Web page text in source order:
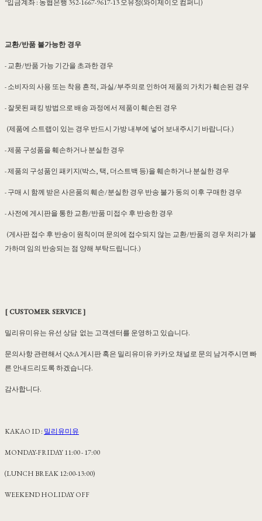
*입금계좌 : 농협은행 352-1667-9617-13 오유정(와이제이오 컴퍼니)
교환/반품 불가능한 경우
- 교환/반품 가능 기간을 초과한 경우
- 소비자의 사용 또는 착용 흔적, 과실/부주의로 인하여 제품의 가치가 훼손된 경우
- 잘못된 패킹 방법으로 배송 과정에서 제품이 훼손된 경우
(제품에 스트랩이 있는 경우 반드시 가방 내부에 넣어 보내주시기 바랍니다.)
- 제품 구성품을 훼손하거나 분실한 경우
- 제품의 구성품인 패키지(박스, 택, 더스트백 등)을 훼손하거나 분실한 경우
- 구매 시 함께 받은 사은품의 훼손/분실한 경우 반송 불가 동의 이후 구매한 경우
- 사전에 게시판을 통한 교환/반품 미접수 후 반송한 경우
(게사판 접수 후 반송이 원칙이며 문의에 접수되지 않는 교환/반품의 경우 처리가 불
가하며 임의 반송되는 점 양해 부탁드립니다.)
[ CUSTOMER SERVICE ]
밀리유미유는 유선 상담 없는 고객센터를 운영하고 있습니다.
문의사항 관련해서 Q&A 게시판 혹은 밀리유미유 카카오 채널로 문의 남겨주시면 빠
른 안내드리도록 하겠습니다.
감사합니다.
KAKAO ID : 밀리유미유
MONDAY-FRIDAY 11:00 - 17:00
(LUNCH BREAK 12:00-13:00)
WEEKEND HOLIDAY OFF